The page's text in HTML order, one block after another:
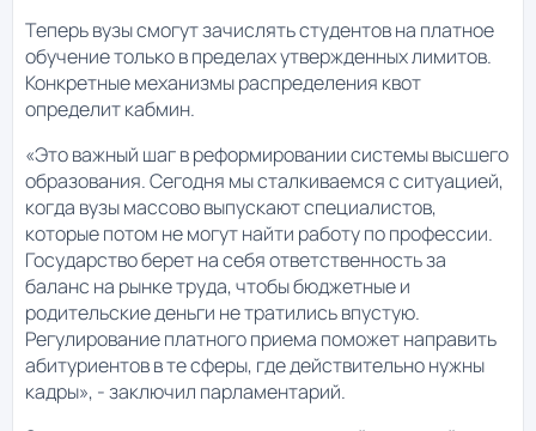
Теперь вузы смогут зачислять студентов на платное
обучение только в пределах утвержденных лимитов.
Конкретные механизмы распределения квот
определит кабмин.
«Это важный шаг в реформировании системы высшего
образования. Сегодня мы сталкиваемся с ситуацией,
когда вузы массово выпускают специалистов,
которые потом не могут найти работу по профессии.
Государство берет на себя ответственность за
баланс на рынке труда, чтобы бюджетные и
родительские деньги не тратились впустую.
Регулирование платного приема поможет направить
абитуриентов в те сферы, где действительно нужны
кадры», - заключил парламентарий.